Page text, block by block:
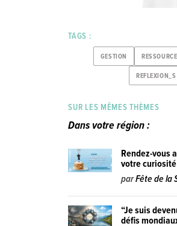
TAGS :
GESTION
REFLEXION_S
SUR LES MÊMES THÈMES
Dans votre région :
Rendez-vous
votre
parFête de la
“Je suis
défis